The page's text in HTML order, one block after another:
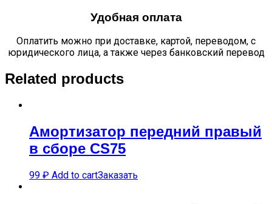
Удобная оплата
Оплатить можно при доставке, картой, переводом, с
юридического лица, а также через банковский перевод
Related products
Амортизатор передний правый
в сборе CS75
99 ₽ Add to cartЗаказать